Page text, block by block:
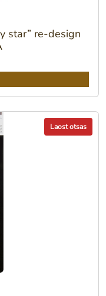
star” re-design
Laost otsas